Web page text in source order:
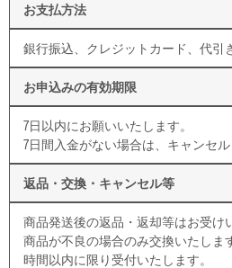
お支払方法
銀行振込、クレジットカード、代引
お申込みの有効期限
7日以内にお願いいたします。
7日間入金がない場合は、キャンセル
返品・交換・キャンセル等
商品発送後の返品・返却等はお受け
商品が不良の場合のみ交換いたしま
時間以内に限り受付いたします。